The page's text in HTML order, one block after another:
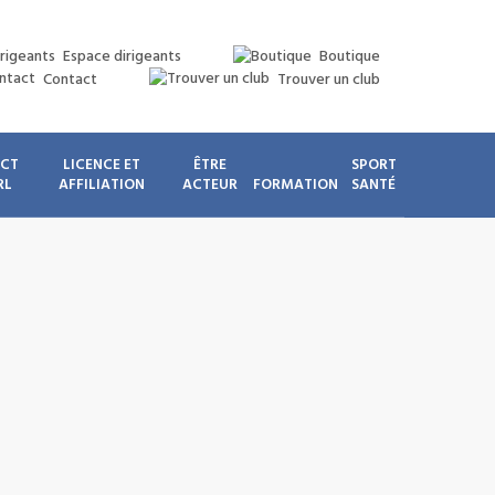
Espace dirigeants
Boutique
Contact
Trouver un club
LICENCE ET
AFFILIATION
ÊTRE
ACTEUR
FORMATION
SPORT
SANTÉ